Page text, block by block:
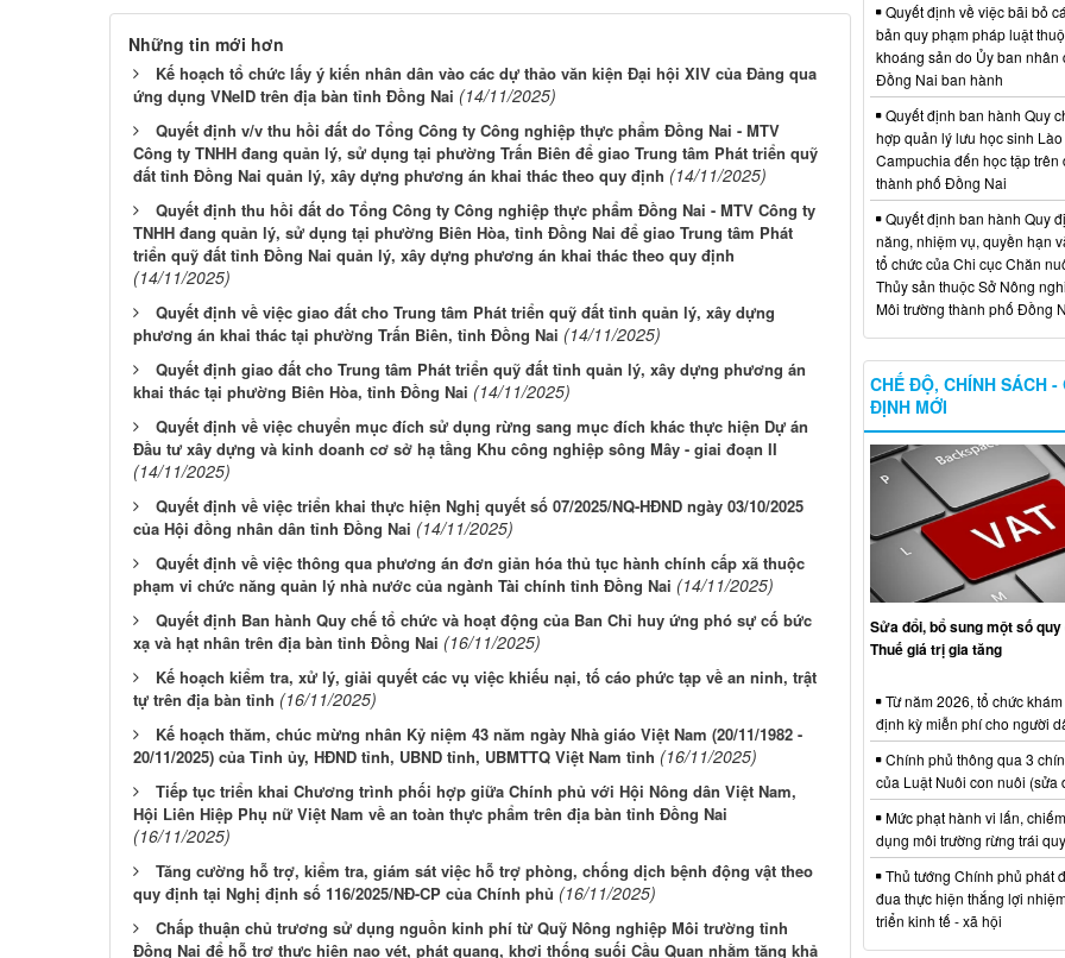
Những tin mới hơn
Kế hoạch tổ chức lấy ý kiến nhân dân vào các dự thảo văn kiện Đại hội XIV của Đảng qua
ứng dụng VNeID trên địa bàn tỉnh Đồng Nai (14/11/2025)
Quyết định v/v thu hồi đất do Tổng Công ty Công nghiệp thực phẩm Đồng Nai - MTV
Công ty TNHH đang quản lý, sử dụng tại phường Trấn Biên để giao Trung tâm Phát triển quỹ
đất tỉnh Đồng Nai quản lý, xây dựng phương án khai thác theo quy định (14/11/2025)
Quyết định thu hồi đất do Tổng Công ty Công nghiệp thực phẩm Đồng Nai - MTV Công ty
TNHH đang quản lý, sử dụng tại phường Biên Hòa, tỉnh Đồng Nai để giao Trung tâm Phát
triển quỹ đất tỉnh Đồng Nai quản lý, xây dựng phương án khai thác theo quy định
(14/11/2025)
Quyết định về việc giao đất cho Trung tâm Phát triển quỹ đất tỉnh quản lý, xây dựng
phương án khai thác tại phường Trấn Biên, tỉnh Đồng Nai (14/11/2025)
Quyết định giao đất cho Trung tâm Phát triển quỹ đất tỉnh quản lý, xây dựng phương án
khai thác tại phường Biên Hòa, tỉnh Đồng Nai (14/11/2025)
Quyết định về việc chuyển mục đích sử dụng rừng sang mục đích khác thực hiện Dự án
Đầu tư xây dựng và kinh doanh cơ sở hạ tầng Khu công nghiệp sông Mây - giai đoạn II
(14/11/2025)
Quyết định về việc triển khai thực hiện Nghị quyết số 07/2025/NQ-HĐND ngày 03/10/2025
của Hội đồng nhân dân tỉnh Đồng Nai (14/11/2025)
Quyết định về việc thông qua phương án đơn giản hóa thủ tục hành chính cấp xã thuộc
phạm vi chức năng quản lý nhà nước của ngành Tài chính tỉnh Đồng Nai (14/11/2025)
Quyết định Ban hành Quy chế tổ chức và hoạt động của Ban Chỉ huy ứng phó sự cố bức
xạ và hạt nhân trên địa bàn tỉnh Đồng Nai (16/11/2025)
Kế hoạch kiểm tra, xử lý, giải quyết các vụ việc khiếu nại, tố cáo phức tạp về an ninh, trật
tự trên địa bàn tỉnh (16/11/2025)
Kế hoạch thăm, chúc mừng nhân Kỷ niệm 43 năm ngày Nhà giáo Việt Nam (20/11/1982 -
20/11/2025) của Tỉnh ủy, HĐND tỉnh, UBND tỉnh, UBMTTQ Việt Nam tỉnh (16/11/2025)
Tiếp tục triển khai Chương trình phối hợp giữa Chính phủ với Hội Nông dân Việt Nam,
Hội Liên Hiệp Phụ nữ Việt Nam về an toàn thực phẩm trên địa bàn tỉnh Đồng Nai
(16/11/2025)
Tăng cường hỗ trợ, kiểm tra, giám sát việc hỗ trợ phòng, chống dịch bệnh động vật theo
quy định tại Nghị định số 116/2025/NĐ-CP của Chính phủ (16/11/2025)
Chấp thuận chủ trương sử dụng nguồn kinh phí từ Quỹ Nông nghiệp Môi trường tỉnh
Đồng Nai để hỗ trợ thực hiện nạo vét, phát quang, khơi thống suối Cầu Quan nhằm tăng khả
Quyết định về việc bãi bỏ
bản quy phạm pháp luật
khoáng sản do Ủy ban nhân
Đồng Nai ban hành
Quyết định ban hành Quy
hợp quản lý lưu học sinh Lào
Campuchia đến học tập trên
thành phố Đồng Nai
Quyết định ban hành Quy
năng, nhiệm vụ, quyền hạn
tổ chức của Chi cục Chăn
Thủy sản thuộc Sở Nông
Môi trường thành phố Đồng
CHẾ ĐỘ, CHÍNH SÁCH -
ĐỊNH MỚI
Sửa đổi, bổ sung một số
Thuế giá trị gia tăng
Từ năm 2026, tổ chức
định kỳ miễn phí cho người
Chính phủ thông qua 3
của Luật Nuôi con nuôi (sửa
Mức phạt hành vi lấn,
dụng môi trường rừng trái
Thủ tướng Chính phủ phát
đua thực hiện thắng lợi
triển kinh tế - xã hội